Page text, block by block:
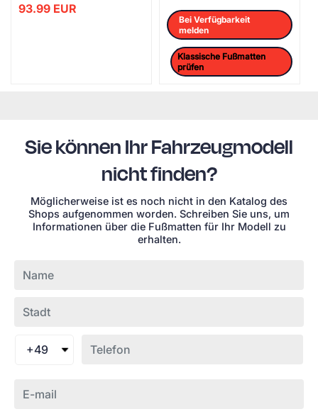
93.99 EUR
Bei Verfügbarkeit
melden
Klassische Fußmatten
prüfen
Sie können Ihr Fahrzeugmodell
nicht finden?
Möglicherweise ist es noch nicht in den Katalog des
Shops aufgenommen worden. Schreiben Sie uns, um
Informationen über die Fußmatten für Ihr Modell zu
erhalten.
+49